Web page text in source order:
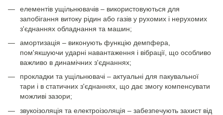
елементів ущільнювачів – використовуються для
запобігання витоку рідин або газів у рухомих і нерухомих
з'єднаннях обладнання та машин;
амортизація – виконують функцію демпфера,
пом'якшуючи ударні навантаження і вібрації, що особливо
важливо в динамічних з'єднаннях;
прокладки та ущільнювачі – актуальні для пакувальної
тари і в статичних з'єднаннях, що дає змогу компенсувати
можливі зазори;
звукоізоляція та електроізоляція – забезпечують захист від